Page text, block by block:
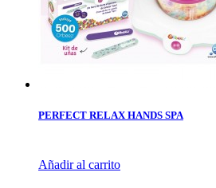
PERFECT RELAX HANDS SPA
Añadir al carrito